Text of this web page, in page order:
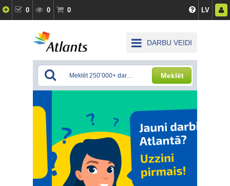
0 0 0 LV
DARBU VEIDI
Meklēt